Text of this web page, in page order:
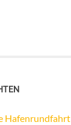
Hafenrundfahrt